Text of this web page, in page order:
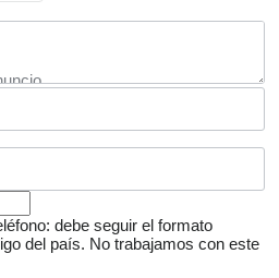
debe seguir el formato
del país. No trabajamos con este